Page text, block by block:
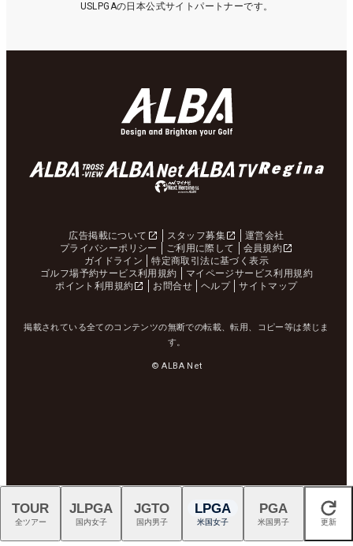
USLPGAの日本公式サイトパートナーです。
広告掲載について スタッフ募集
運営会社
プライバシーポリシー
ご利用に際して
会員規約
ガイドライン
特定商取引法に基づく表示
ゴルフ場予約サービス利用規約
マイページサービス利用規約
ポイント利用規約
お問合せ ヘルプ サイトマップ
掲載されている全てのコンテンツの無断での転載、転用、コピー等は禁じま
す。
© ALBA Net
閉じる
TOUR
全ツアー
JLPGA
国内女子
JGTO
国内男子
LPGA
米国女子
PGA
米国男子 更新